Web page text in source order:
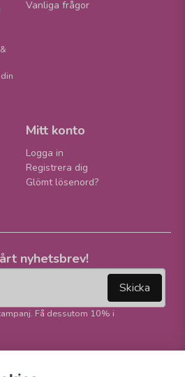
Vanliga frågor
Mitt konto
Logga in
Registrera dig
Glömt lösenord?
nyhetsbrev!
Skicka
Få dessutom 10% i